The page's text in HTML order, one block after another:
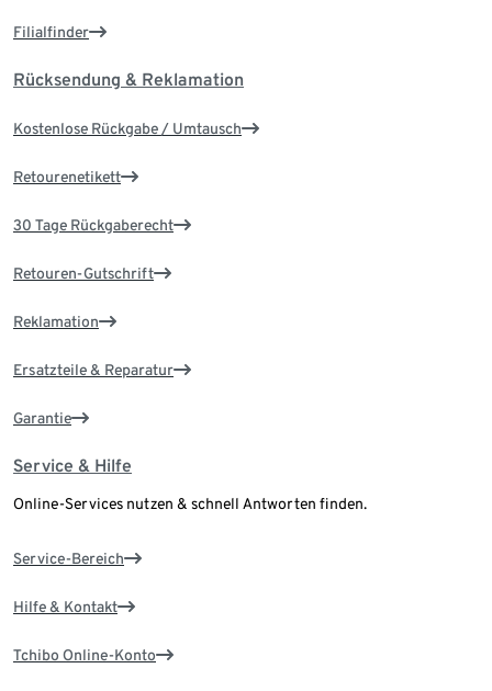
Filialfinder
Rücksendung & Reklamation
Kostenlose Rückgabe / Umtausch
Retourenetikett
30 Tage Rückgaberecht
Retouren-Gutschrift
Reklamation
Ersatzteile & Reparatur
Garantie
Service & Hilfe
Online-Services nutzen & schnell Antworten finden.
Service-Bereich
Hilfe & Kontakt
Tchibo Online-Konto